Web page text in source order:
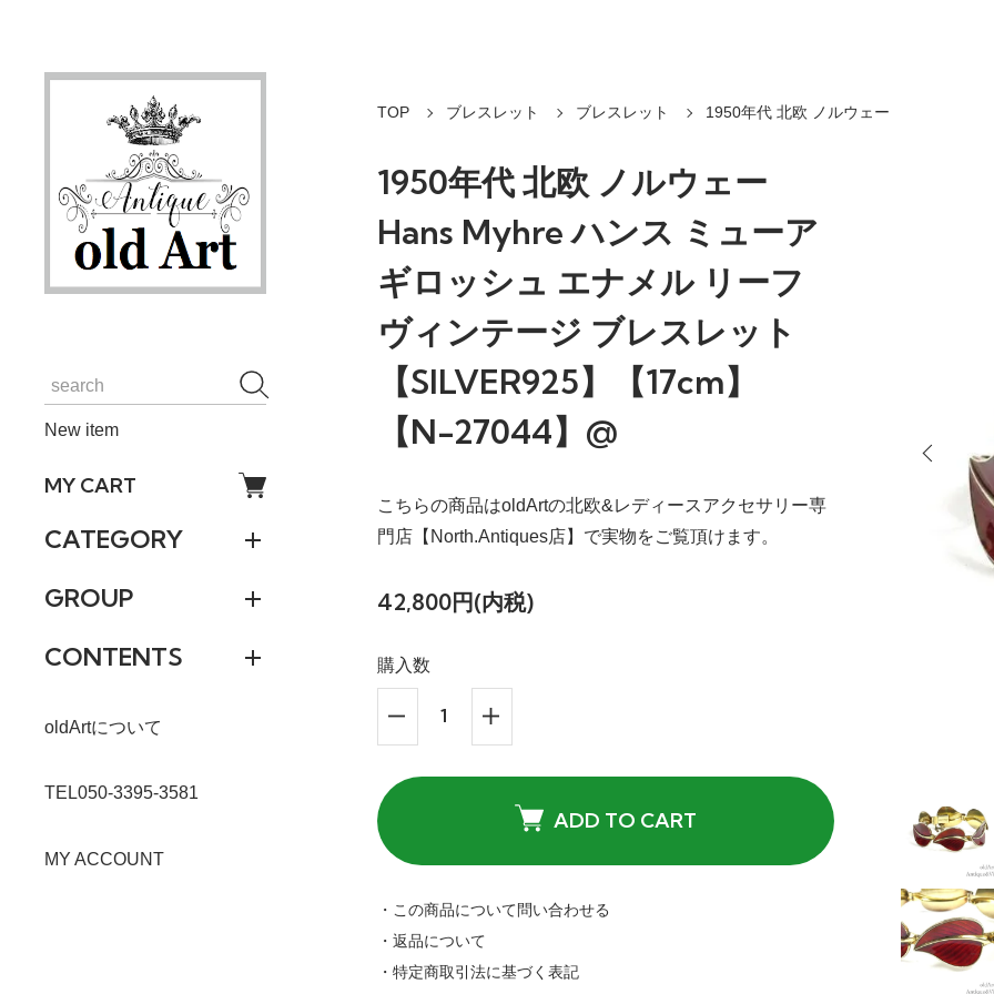
New item
MY CART
CATEGORY
GROUP
CONTENTS
oldArtについて
TEL050-3395-3581
MY ACCOUNT
TOP ブレスレット ブレスレット 1950年代 北欧 ノルウェー
1950年代 北欧 ノルウェー
Hans Myhre ハンス ミューア
ギロッシュ エナメル リーフ
ヴィンテージ ブレスレット
【SILVER925】【17cm】
【N-27044】@
こちらの商品はoldArtの北欧&レディースアクセサリー専
門店【North.Antiques店】で実物をご覧頂けます。
42,800円(内税)
購入数
ADD TO CART
・この商品について問い合わせる
・返品について
・特定商取引法に基づく表記